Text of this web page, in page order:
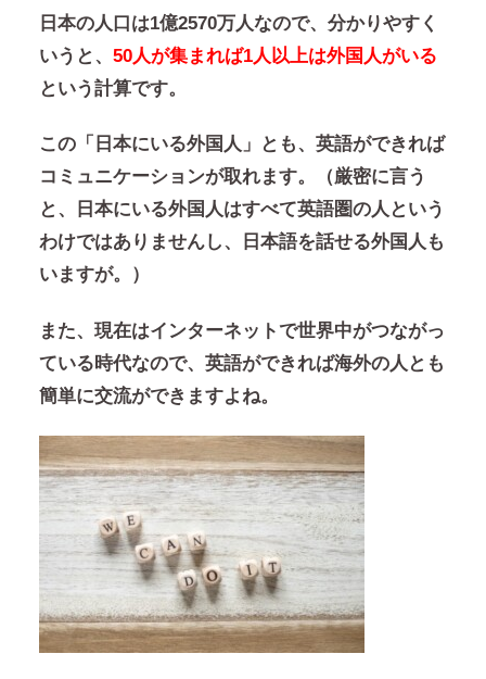
日本の人口は1億2570万人なので、分かりやすく
いうと、 50人が集まれば1人以上は外国人がいる
という計算です。
この「日本にいる外国人」とも、英語ができれば
コミュニケーションが取れます。（厳密に言う
と、日本にいる外国人はすべて英語圏の人という
わけではありませんし、日本語を話せる外国人も
いますが。）
また、現在はインターネットで世界中がつながっ
ている時代なので、英語ができれば海外の人とも
簡単に交流ができますよね。